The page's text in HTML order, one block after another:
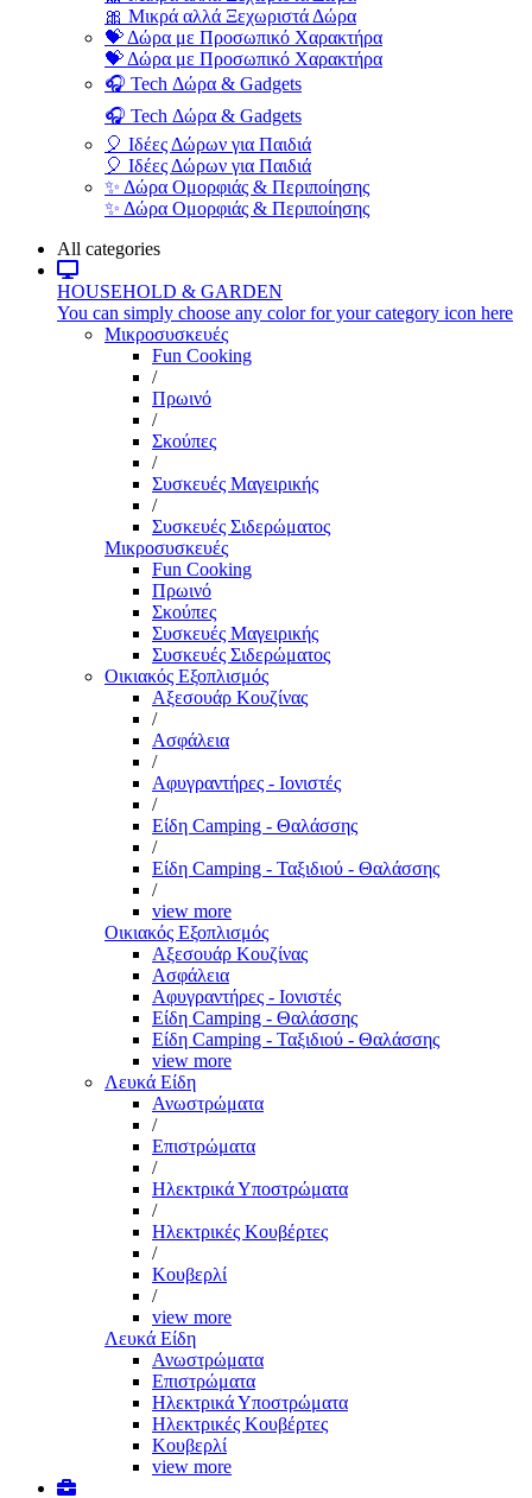
🎀 Μικρά αλλά Ξεχωριστά Δώρα
💝 Δώρα με Προσωπικό Χαρακτήρα
💝 Δώρα με Προσωπικό Χαρακτήρα
🎧 Tech Δώρα & Gadgets
🎧 Tech Δώρα & Gadgets
🎈 Ιδέες Δώρων για Παιδιά
🎈 Ιδέες Δώρων για Παιδιά
✨ Δώρα Ομορφιάς & Περιποίησης
✨ Δώρα Ομορφιάς & Περιποίησης
All categories
HOUSEHOLD & GARDEN
You can simply choose any color for your category icon here
Μικροσυσκευές
Fun Cooking
/
Πρωινό
/
Σκούπες
/
Συσκευές Μαγειρικής
/
Συσκευές Σιδερώματος
Μικροσυσκευές
Fun Cooking
Πρωινό
Σκούπες
Συσκευές Μαγειρικής
Συσκευές Σιδερώματος
Οικιακός Εξοπλισμός
Αξεσουάρ Κουζίνας
/
Ασφάλεια
/
Αφυγραντήρες - Ιονιστές
/
Είδη Camping - Θαλάσσης
/
Είδη Camping - Ταξιδιού - Θαλάσσης
/
view more
Οικιακός Εξοπλισμός
Αξεσουάρ Κουζίνας
Ασφάλεια
Αφυγραντήρες - Ιονιστές
Είδη Camping - Θαλάσσης
Είδη Camping - Ταξιδιού - Θαλάσσης
view more
Λευκά Είδη
Ανωστρώματα
/
Επιστρώματα
/
Ηλεκτρικά Υποστρώματα
/
Ηλεκτρικές Κουβέρτες
/
Κουβερλί
/
view more
Λευκά Είδη
Ανωστρώματα
Επιστρώματα
Ηλεκτρικά Υποστρώματα
Ηλεκτρικές Κουβέρτες
Κουβερλί
view more